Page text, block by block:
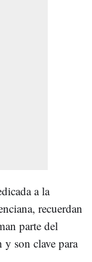
a la
recuerdan
parte del
son clave para